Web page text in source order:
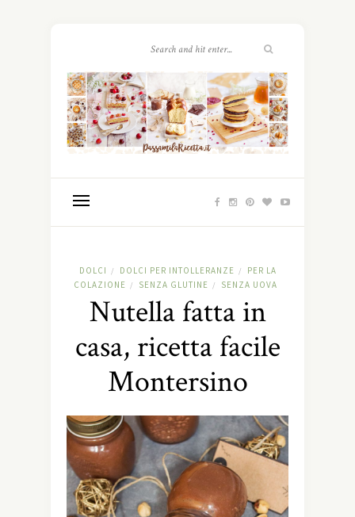
DOLCI / DOLCI PER INTOLLERANZE /
PER LA
COLAZIONE
/ SENZA GLUTINE / SENZA UOVA
Nutella fatta in
casa, ricetta facile
Montersino